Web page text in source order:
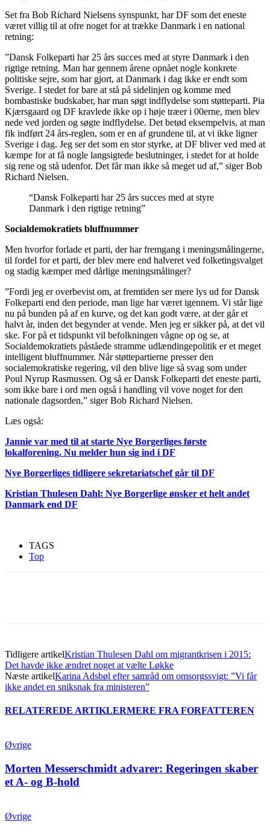
Set fra Bob Richard Nielsens synspunkt, har DF som det eneste
været villig til at ofre noget for at trække Danmark i en national
retning:
”Dansk Folkeparti har 25 års succes med at styre Danmark i den
rigtige retning. Man har gennem årene opnået nogle konkrete
politiske sejre, som har gjort, at Danmark i dag ikke er endt som
Sverige. I stedet for bare at stå på sidelinjen og komme med
bombastiske budskaber, har man søgt indflydelse som støtteparti. Pia
Kjærsgaard og DF kravlede ikke op i høje træer i 00erne, men blev
nede ved jorden og søgte indflydelse. Det betød eksempelvis, at man
fik indført 24 års-reglen, som er en af grundene til, at vi ikke ligner
Sverige i dag. Jeg ser det som en stor styrke, at DF bliver ved med at
kæmpe for at få nogle langsigtede beslutninger, i stedet for at holde
sig rene og stå udenfor. Det får man ikke så meget ud af,” siger Bob
Richard Nielsen.
“Dansk Folkeparti har 25 års succes med at styre
Danmark i den rigtige retning”
Socialdemokratiets bluffnummer
Men hvorfor forlade et parti, der har fremgang i meningsmålingerne,
til fordel for et parti, der blev mere end halveret ved folketingsvalget
og stadig kæmper med dårlige meningsmålinger?
”Fordi jeg er overbevist om, at fremtiden ser mere lys ud for Dansk
Folkeparti end den periode, man lige har været igennem. Vi står lige
nu på bunden på af en kurve, og det kan godt være, at der går et
halvt år, inden det begynder at vende. Men jeg er sikker på, at det vil
ske. For på et tidspunkt vil befolkningen vågne op og se, at
Socialdemokratiets påståede stramme udlændingepolitik er et meget
intelligent bluffnummer. Når støttepartierne presser den
socialemokratiske regering, vil den blive lige så svag som under
Poul Nyrup Rasmussen. Og så er Dansk Folkeparti det eneste parti,
som ikke bare i ord men også i handling vil vove noget for den
nationale dagsorden,” siger Bob Richard Nielsen.
Læs også:
Jannie var med til at starte Nye Borgerliges første
lokalforening. Nu melder hun sig ind i DF
Nye Borgerliges tidligere sekretariatschef går til DF
Kristian Thulesen Dahl: Nye Borgerlige ønsker et helt andet
Danmark end DF
TAGS
Top
Tidligere artikelKristian Thulesen Dahl om migrantkrisen i 2015:
Det havde ikke ændret noget at vælte Løkke
Næste artikelKarina Adsbøl efter samråd om omsorgssvigt: ”Vi får
ikke andet en sniksnak fra ministeren”
RELATEREDE ARTIKLERMERE FRA FORFATTEREN
Øvrige
Morten Messerschmidt advarer: Regeringen skaber
et A- og B-hold
Øvrige